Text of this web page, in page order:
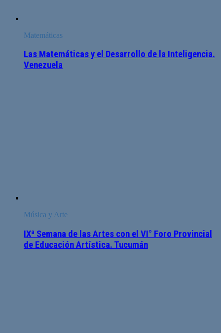
Matemáticas
Las Matemáticas y el Desarrollo de la Inteligencia.
Venezuela
Música y Arte
IXª Semana de las Artes con el VI° Foro Provincial
de Educación Artística. Tucumán